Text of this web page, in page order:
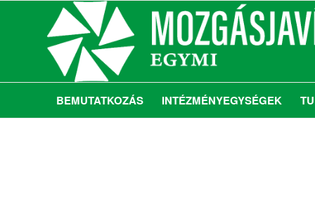
BEMUTATKOZÁS INTÉZMÉNYEGYSÉGEK